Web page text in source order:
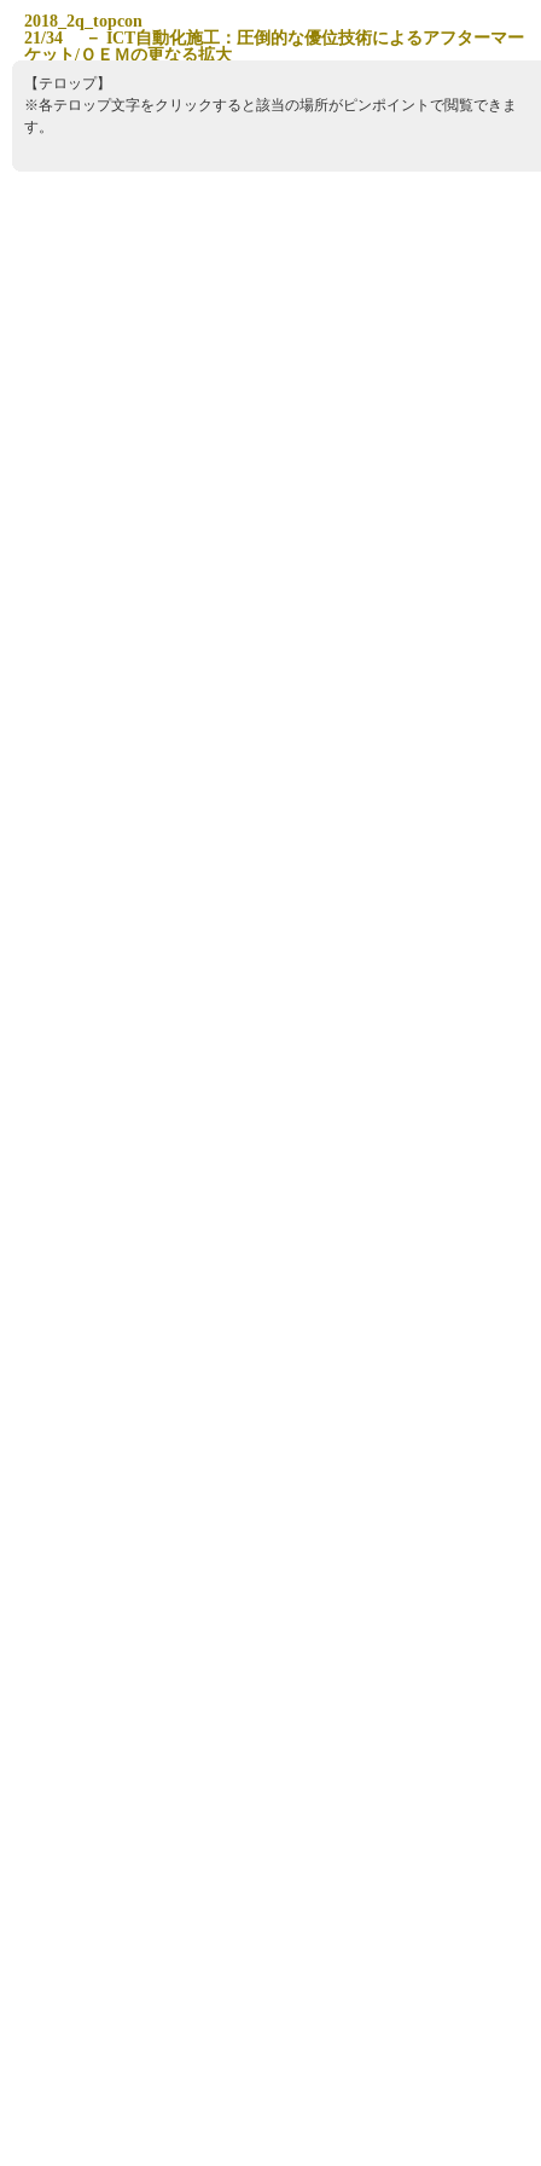
2018 2q topcon
21/34 － ICT自動化施工 ： 圧倒的な優位技術によるアフターマー
ケッ ト/Ｏ Ｅ Ｍの更なる拡大
【テロップ】
※各テロップ文字をクリックすると該当の場所がピンポイントで閲覧できま
す。